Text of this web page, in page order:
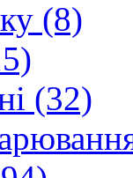
(8)
(32)